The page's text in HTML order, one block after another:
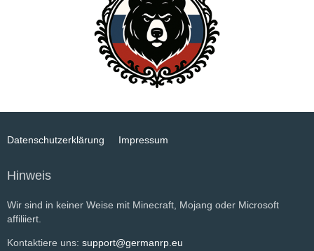
Datenschutzerklärung Impressum
Hinweis
Wir sind in keiner Weise mit Minecraft, Mojang oder Microsoft
affiliiert.
Kontaktiere uns: support@germanrp.eu